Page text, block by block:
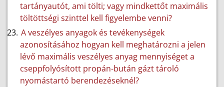
tartányautót, ami tölti; vagy mindkettőt maximális
töltöttségi szinttel kell figyelembe venni?
A veszélyes anyagok és tevékenységek
azonosításához hogyan kell meghatározni a jelen
lévő maximális veszélyes anyag mennyiséget a
cseppfolyósított propán-bután gázt tároló
nyomástartó berendezéseknél?